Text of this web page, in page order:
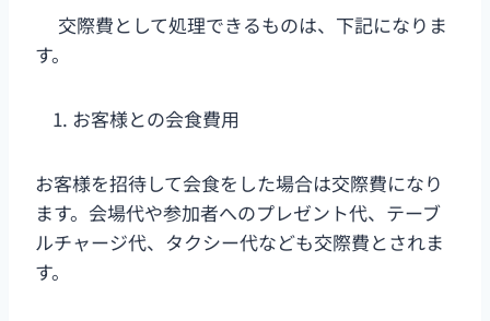
交際費として処理できるものは、下記になりま
す。
お客様との会食費用
お客様を招待して会食をした場合は交際費になり
ます。会場代や参加者へのプレゼント代、テーブ
ルチャージ代、タクシー代なども交際費とされま
す。